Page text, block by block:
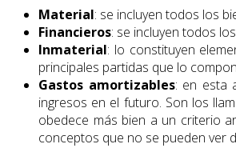
Material: se incluyen todos los
Financieros: se incluyen todos
Inmaterial: lo constituyen
principales partidas que lo
Gastos amortizables: en esta
ingresos en el futuro. Son los
obedece más bien a un criterio
conceptos que no se pueden ver